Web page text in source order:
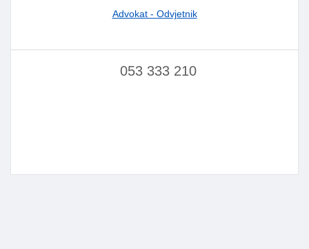
Advokat - Odvjetnik
053 333 210